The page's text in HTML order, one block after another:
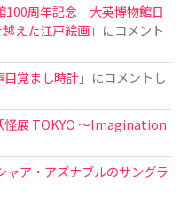
100周年記念 大英博物館日
えた江戸絵画」にコメント
目覚まし時計」にコメントし
怪展 TOKYO 〜Imagination
ャア・アズナブルのサングラ